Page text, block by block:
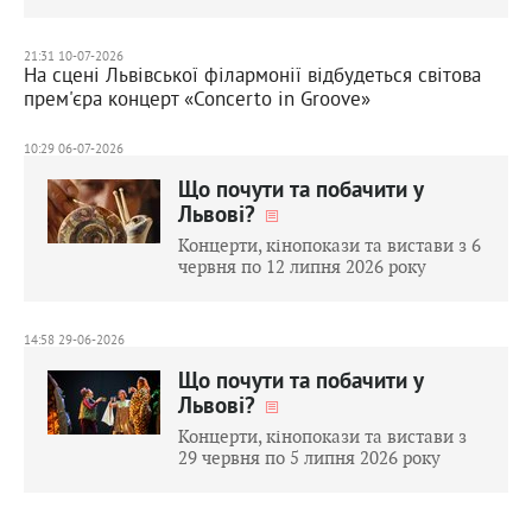
21:31 10-07-2026
На сцені Львівської філармонії відбудеться світова
прем'єра концерт «Concerto in Groove»
10:29 06-07-2026
Що почути та побачити у
Львові?
Концерти, кінопокази та вистави з 6
червня по 12 липня 2026 року
14:58 29-06-2026
Що почути та побачити у
Львові?
Концерти, кінопокази та вистави з
29 червня по 5 липня 2026 року